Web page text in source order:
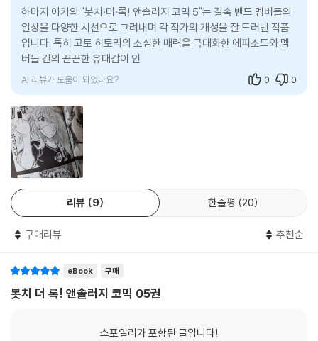
하마지 아키의 "봇치·더·록! 앤솔러지 코믹 5"는 결속 밴드 멤버들의
일상을 다양한 시선으로 그려내며 각 작가의 개성을 잘 드러낸 작품
입니다. 특히 고토 히토리의 소심한 매력을 극대화한 에피소드와 멤
버들 간의 끈끈한 유대감이 인상적입니다. 애니메이션 이후의 여운을
달래기에
AI 리뷰가 도움이 되었나요? 0 0
리뷰 9
eBook 구매